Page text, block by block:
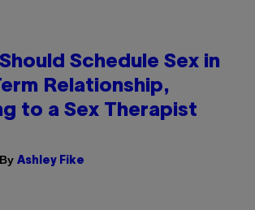
Schedule Sex in
Relationship,
to a Sex Therapist
By Ashley Fike